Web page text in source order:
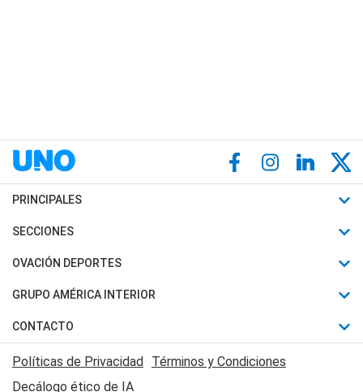
PRINCIPALES
Últimas Noticias
Política
Judiciales
Economia
SECCIONES
Horóscopo
Motores
Trucos caseros
Series y Películas
OVACIÓN DEPORTES
Fútbol
Mundial
Automovilismo
Rugby
GRUPO AMÉRICA INTERIOR
Canal 7 en Vivo
CONTACTO
Acerca de Nosotros
Contactanos
Políticas de Privacidad Términos y Condiciones
Decálogo ético de IA